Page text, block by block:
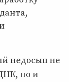
недосып не
но и